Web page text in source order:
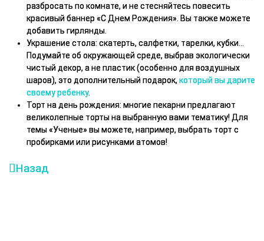
разбросать по комнате, и не стесняйтесь повесить
красивый баннер «С Днем Рождения». Вы также можете
добавить гирлянды.
Украшение стола: скатерть, салфетки, тарелки, кубки…
Подумайте об окружающей среде, выбрав экологически
чистый декор, а не пластик (особенно для воздушных
шаров), это дополнительный подарок,который вы дарите
своему ребенку.
Торт на день рождения: многие пекарни предлагают
великолепные торты на выбранную вами тематику! Для
темы «Ученые» вы можете, например, выбрать торт с
пробирками или рисунками атомов!
Назад